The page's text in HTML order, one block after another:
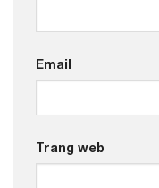
Email
Trang web